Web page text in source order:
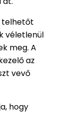
telhetőt
véletlenül
meg. A
az
vevő
hogy